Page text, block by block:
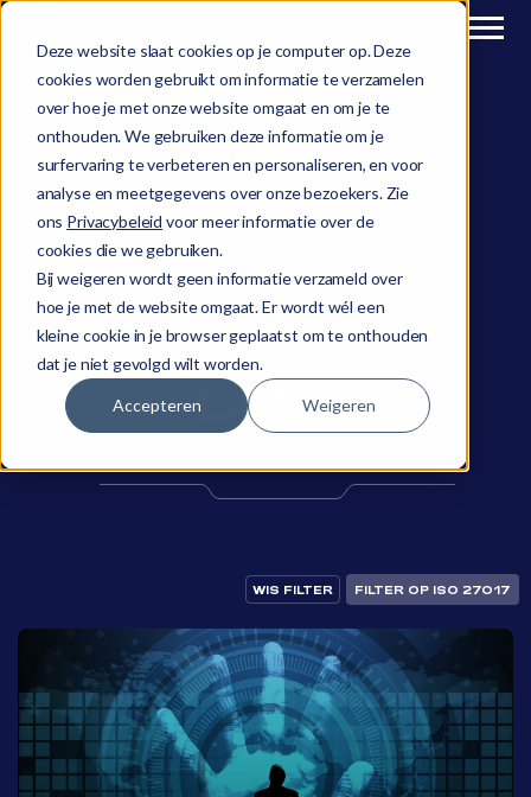
Deze website slaat cookies op je computer op. Deze
cookies worden gebruikt om informatie te verzamelen
over hoe je met onze website omgaat en om je te
onthouden. We gebruiken deze informatie om je
surfervaring te verbeteren en personaliseren, en voor
analyse en meetgegevens over onze bezoekers. Zie
ons Privacybeleid voor meer informatie over de
cookies die we gebruiken.
Bij weigeren wordt geen informatie verzameld over
hoe je met de website omgaat. Er wordt wél een
kleine cookie in je browser geplaatst om te onthouden
dat je niet gevolgd wilt worden.
Accepteren Weigeren
BLOG
WIS FILTER FILTER OP ISO 27017